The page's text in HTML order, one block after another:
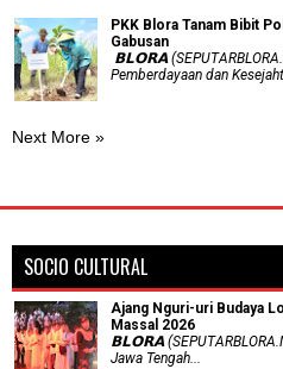
PKK Blora Tanam Bibit
Gabusan
𝗕𝗟𝗢𝗥𝗔
Pemberdayaan dan
Next More »
SOCIO CULTURAL
Ajang Nguri-uri Budaya
Massal 2026
𝗕𝗟𝗢𝗥𝗔
Jawa Tengah...